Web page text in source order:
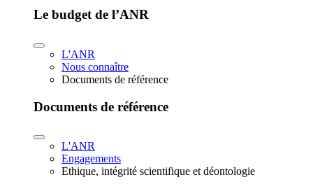
Le budget de l’ANR
L'ANR
Nous connaître
Documents de référence
Documents de référence
L'ANR
Engagements
Ethique, intégrité scientifique et déontologie